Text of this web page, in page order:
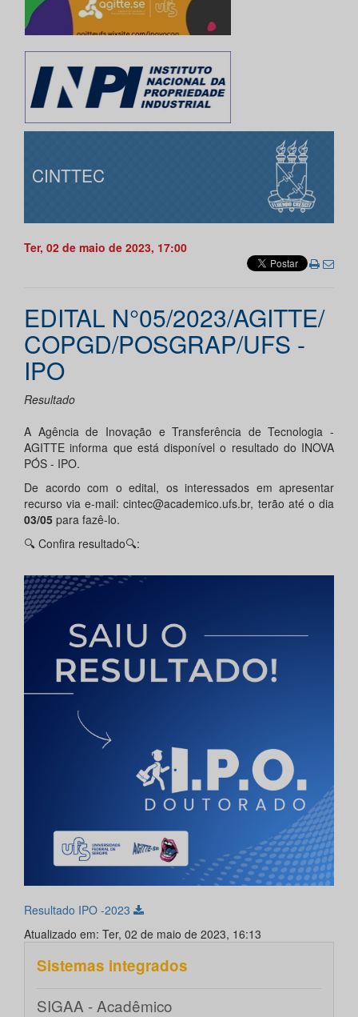
CINTTEC
Ter, 02 de maio de 2023, 17:00
EDITAL N°05/2023/AGITTE/
COPGD/POSGRAP/UFS -
IPO
Resultado
A Agência de Inovação e Transferência de Tecnologia -
AGITTE informa que está disponível o resultado do INOVA
PÓS - IPO.
De acordo com o edital, os interessados em apresentar
recurso via e-mail: cintec@academico.ufs.br, terão até o dia
03/05 para fazê-lo.
🔍 Confira resultado🔍:
Resultado IPO -2023
Atualizado em: Ter, 02 de maio de 2023, 16:13
Sistemas integrados
SIGAA - Acadêmico